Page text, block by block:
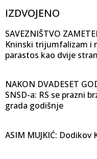
IZDVOJENO
SAVEZNIŠTVO
Kninski trijumfalizam i
parastos kao dvije
NAKON DVADESET
SNSD-a: RS se prazni
grada godišnje
ASIM MUJKIĆ: Dodikov